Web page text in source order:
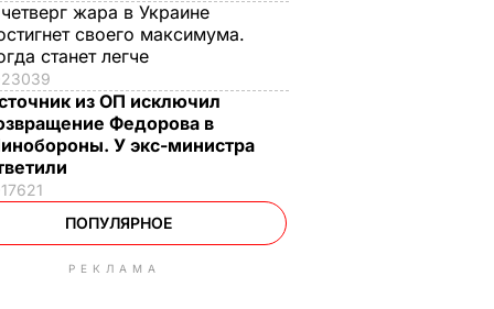
жара в Украине
своего максимума.
станет легче
23039
из ОП исключил
Федорова в
У экс-министра
17621
ПОПУЛЯРНОЕ
РЕКЛАМА